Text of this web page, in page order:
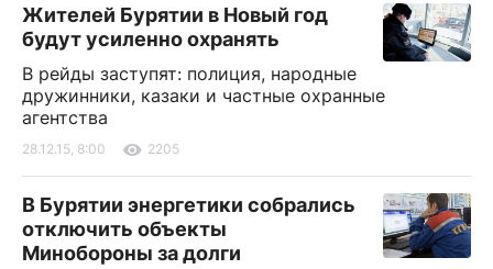
Жителей Бурятии в Новый год
будут усиленно охранять
В рейды заступят: полиция, народные
дружинники, казаки и частные охранные
агентства
28.12.15, 8:00 2205
В Бурятии энергетики собрались
отключить объекты
Минобороны за долги